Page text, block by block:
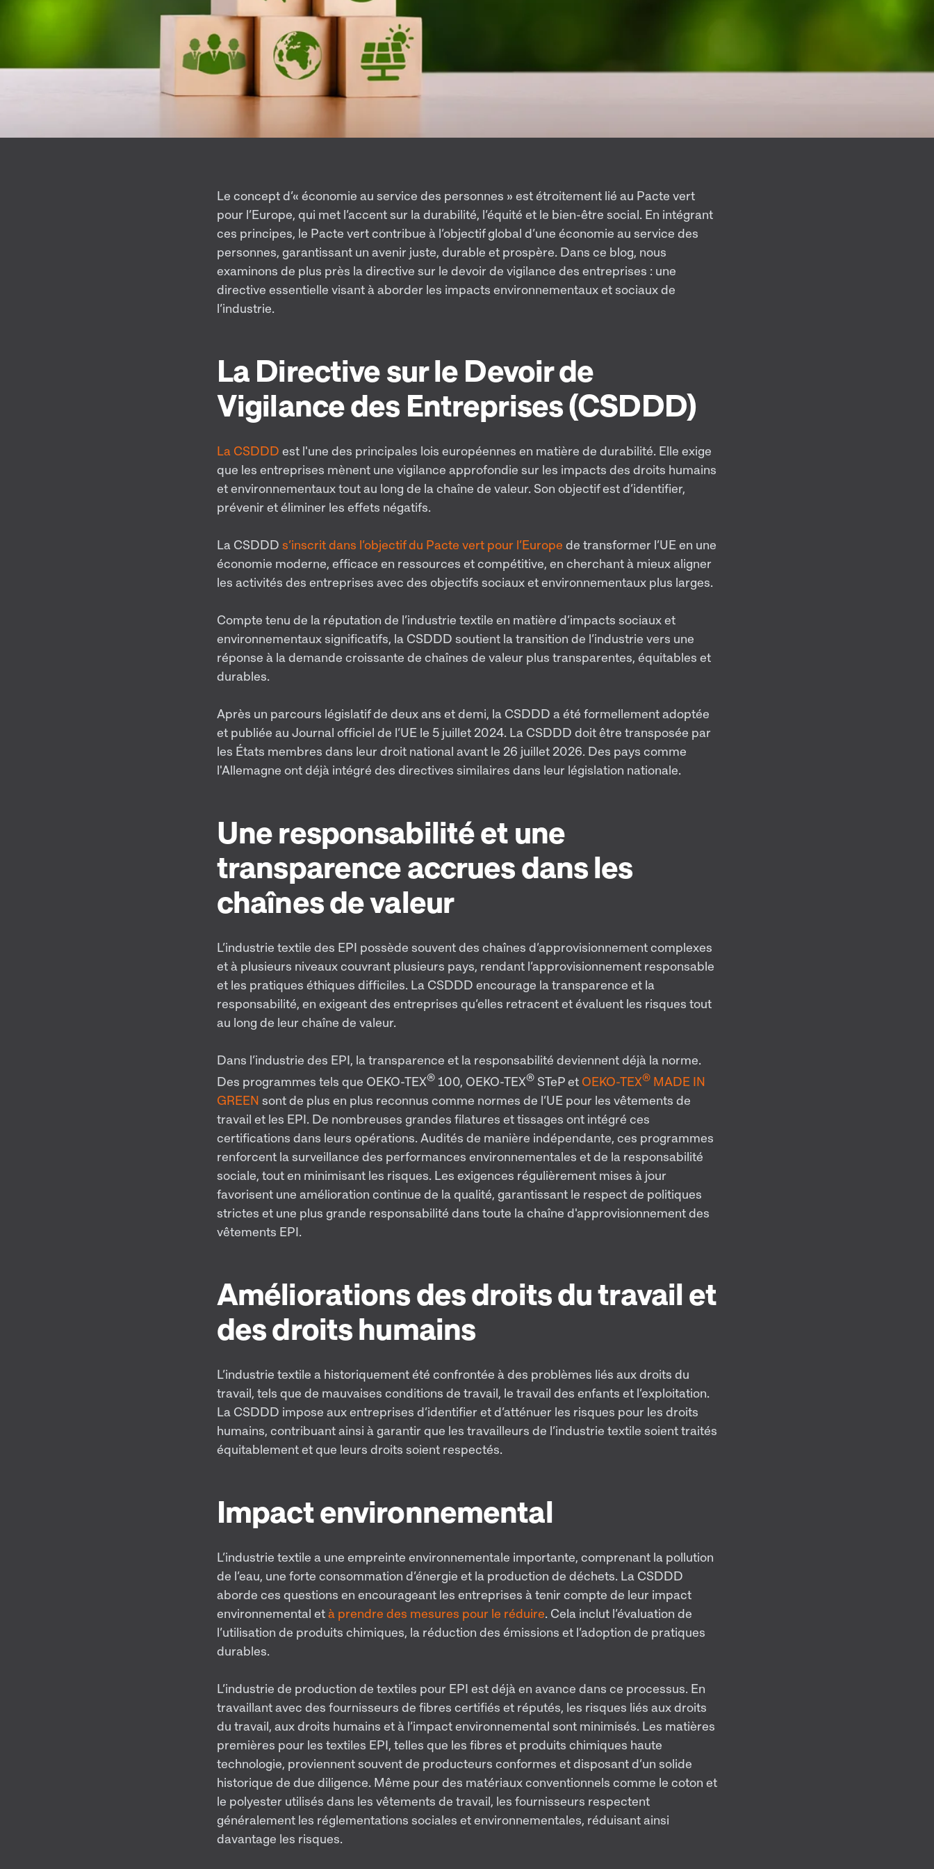
Le concept d’« économie au service des personnes » est étroitement lié au Pacte vert
pour l’Europe, qui met l’accent sur la durabilité, l’équité et le bien-être social. En intégrant
ces principes, le Pacte vert contribue à l’objectif global d’une économie au service des
personnes, garantissant un avenir juste, durable et prospère. Dans ce blog, nous
examinons de plus près la directive sur le devoir de vigilance des entreprises : une
directive essentielle visant à aborder les impacts environnementaux et sociaux de
l’industrie.
La Directive sur le Devoir de
Vigilance des Entreprises (CSDDD)
La CSDDD est l'une des principales lois européennes en matière de durabilité. Elle exige
que les entreprises mènent une vigilance approfondie sur les impacts des droits humains
et environnementaux tout au long de la chaîne de valeur. Son objectif est d’identifier,
prévenir et éliminer les effets négatifs.
La CSDDD s’inscrit dans l’objectif du Pacte vert pour l’Europe de transformer l’UE en une
économie moderne, efficace en ressources et compétitive, en cherchant à mieux aligner
les activités des entreprises avec des objectifs sociaux et environnementaux plus larges.
Compte tenu de la réputation de l’industrie textile en matière d’impacts sociaux et
environnementaux significatifs, la CSDDD soutient la transition de l’industrie vers une
réponse à la demande croissante de chaînes de valeur plus transparentes, équitables et
durables.
Après un parcours législatif de deux ans et demi, la CSDDD a été formellement adoptée
et publiée au Journal officiel de l’UE le 5 juillet 2024. La CSDDD doit être transposée par
les États membres dans leur droit national avant le 26 juillet 2026. Des pays comme
l'Allemagne ont déjà intégré des directives similaires dans leur législation nationale.
Une responsabilité et une
transparence accrues dans les
chaînes de valeur
L’industrie textile des EPI possède souvent des chaînes d’approvisionnement complexes
et à plusieurs niveaux couvrant plusieurs pays, rendant l’approvisionnement responsable
et les pratiques éthiques difficiles. La CSDDD encourage la transparence et la
responsabilité, en exigeant des entreprises qu’elles retracent et évaluent les risques tout
au long de leur chaîne de valeur.
Dans l’industrie des EPI, la transparence et la responsabilité deviennent déjà la norme.
Des programmes tels que OEKO-TEX® 100, OEKO-TEX® STeP et OEKO-TEX® MADE IN
GREEN sont de plus en plus reconnus comme normes de l’UE pour les vêtements de
travail et les EPI. De nombreuses grandes filatures et tissages ont intégré ces
certifications dans leurs opérations. Audités de manière indépendante, ces programmes
renforcent la surveillance des performances environnementales et de la responsabilité
sociale, tout en minimisant les risques. Les exigences régulièrement mises à jour
favorisent une amélioration continue de la qualité, garantissant le respect de politiques
strictes et une plus grande responsabilité dans toute la chaîne d'approvisionnement des
vêtements EPI.
Améliorations des droits du travail et
des droits humains
L’industrie textile a historiquement été confrontée à des problèmes liés aux droits du
travail, tels que de mauvaises conditions de travail, le travail des enfants et l’exploitation.
La CSDDD impose aux entreprises d’identifier et d’atténuer les risques pour les droits
humains, contribuant ainsi à garantir que les travailleurs de l’industrie textile soient traités
équitablement et que leurs droits soient respectés.
Impact environnemental
L’industrie textile a une empreinte environnementale importante, comprenant la pollution
de l’eau, une forte consommation d’énergie et la production de déchets. La CSDDD
aborde ces questions en encourageant les entreprises à tenir compte de leur impact
environnemental età prendre des mesures pour le réduire. Cela inclut l’évaluation de
l’utilisation de produits chimiques, la réduction des émissions et l’adoption de pratiques
durables.
L’industrie de production de textiles pour EPI est déjà en avance dans ce processus. En
travaillant avec des fournisseurs de fibres certifiés et réputés, les risques liés aux droits
du travail, aux droits humains et à l’impact environnemental sont minimisés. Les matières
premières pour les textiles EPI, telles que les fibres et produits chimiques haute
technologie, proviennent souvent de producteurs conformes et disposant d’un solide
historique de due diligence. Même pour des matériaux conventionnels comme le coton et
le polyester utilisés dans les vêtements de travail, les fournisseurs respectent
généralement les réglementations sociales et environnementales, réduisant ainsi
davantage les risques.